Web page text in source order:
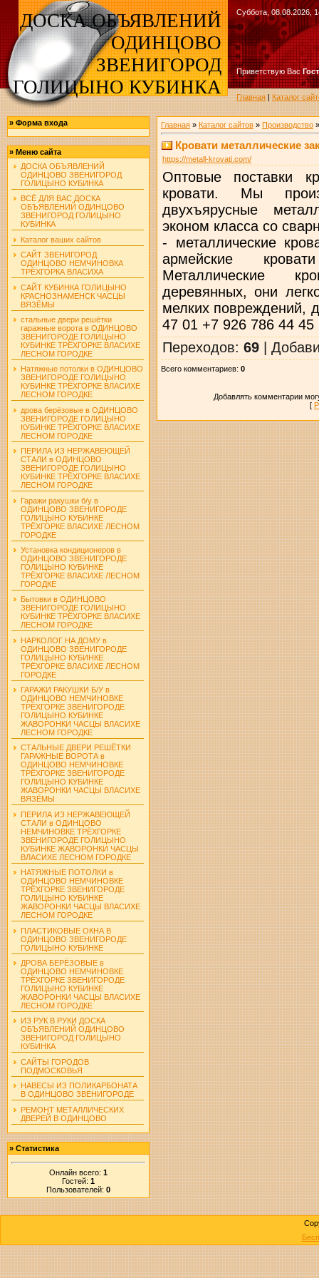
ДОСКА ОБЪЯВЛЕНИЙ
ОДИНЦОВО
ЗВЕНИГОРОД
ГОЛИЦЫНО КУБИНКА
Суббота, 08.08.2026,
Приветствую Вас
Главная|Каталог
» Форма входа
» Меню сайта
ДОСКА ОБЪЯВЛЕНИЙ
ОДИНЦОВО ЗВЕНИГОРОД
ГОЛИЦЫНО КУБИНКА
ВСЁ ДЛЯ ВАС ДОСКА
ОБЪЯВЛЕНИЙ ОДИНЦОВО
ЗВЕНИГОРОД ГОЛИЦЫНО
КУБИНКА
Каталог ваших сайтов
САЙТ ЗВЕНИГОРОД
ОДИНЦОВО НЕМЧИНОВКА
ТРЁХГОРКА ВЛАСИХА
САЙТ КУБИНКА ГОЛИЦЫНО
КРАСНОЗНАМЕНСК ЧАСЦЫ
ВЯЗЁМЫ
стальные двери решётки
гаражные ворота в ОДИНЦОВО
ЗВЕНИГОРОДЕ ГОЛИЦЫНО
КУБИНКЕ ТРЁХГОРКЕ ВЛАСИХЕ
ЛЕСНОМ ГОРОДКЕ
Натяжные потолки в ОДИНЦОВО
ЗВЕНИГОРОДЕ ГОЛИЦЫНО
КУБИНКЕ ТРЁХГОРКЕ ВЛАСИХЕ
ЛЕСНОМ ГОРОДКЕ
дрова берёзовые в ОДИНЦОВО
ЗВЕНИГОРОДЕ ГОЛИЦЫНО
КУБИНКЕ ТРЁХГОРКЕ ВЛАСИХЕ
ЛЕСНОМ ГОРОДКЕ
ПЕРИЛА ИЗ НЕРЖАВЕЮЩЕЙ
СТАЛИ в ОДИНЦОВО
ЗВЕНИГОРОДЕ ГОЛИЦЫНО
КУБИНКЕ ТРЁХГОРКЕ ВЛАСИХЕ
ЛЕСНОМ ГОРОДКЕ
Гаражи ракушки б/у в
ОДИНЦОВО ЗВЕНИГОРОДЕ
ГОЛИЦЫНО КУБИНКЕ
ТРЁХГОРКЕ ВЛАСИХЕ ЛЕСНОМ
ГОРОДКЕ
Установка кондиционеров в
ОДИНЦОВО ЗВЕНИГОРОДЕ
ГОЛИЦЫНО КУБИНКЕ
ТРЁХГОРКЕ ВЛАСИХЕ ЛЕСНОМ
ГОРОДКЕ
Бытовки в ОДИНЦОВО
ЗВЕНИГОРОДЕ ГОЛИЦЫНО
КУБИНКЕ ТРЁХГОРКЕ ВЛАСИХЕ
ЛЕСНОМ ГОРОДКЕ
НАРКОЛОГ НА ДОМУ в
ОДИНЦОВО ЗВЕНИГОРОДЕ
ГОЛИЦЫНО КУБИНКЕ
ТРЁХГОРКЕ ВЛАСИХЕ ЛЕСНОМ
ГОРОДКЕ
ГАРАЖИ РАКУШКИ Б/У в
ОДИНЦОВО НЕМЧИНОВКЕ
ТРЁХГОРКЕ ЗВЕНИГОРОДЕ
ГОЛИЦЫНО КУБИНКЕ
ЖАВОРОНКИ ЧАСЦЫ ВЛАСИХЕ
ЛЕСНОМ ГОРОДКЕ
СТАЛЬНЫЕ ДВЕРИ РЕШЁТКИ
ГАРАЖНЫЕ ВОРОТА в
ОДИНЦОВО НЕМЧИНОВКЕ
ТРЁХГОРКЕ ЗВЕНИГОРОДЕ
ГОЛИЦЫНО КУБИНКЕ
ЖАВОРОНКИ ЧАСЦЫ ВЛАСИХЕ
ВЯЗЁМЫ
ПЕРИЛА ИЗ НЕРЖАВЕЮЩЕЙ
СТАЛИ в ОДИНЦОВО
НЕМЧИНОВКЕ ТРЁХГОРКЕ
ЗВЕНИГОРОДЕ ГОЛИЦЫНО
КУБИНКЕ ЖАВОРОНКИ ЧАСЦЫ
ВЛАСИХЕ ЛЕСНОМ ГОРОДКЕ
НАТЯЖНЫЕ ПОТОЛКИ в
ОДИНЦОВО НЕМЧИНОВКЕ
ТРЁХГОРКЕ ЗВЕНИГОРОДЕ
ГОЛИЦЫНО КУБИНКЕ
ЖАВОРОНКИ ЧАСЦЫ ВЛАСИХЕ
ЛЕСНОМ ГОРОДКЕ
ПЛАСТИКОВЫЕ ОКНА В
ОДИНЦОВО ЗВЕНИГОРОДЕ
ГОЛИЦЫНО КУБИНКЕ
ДРОВА БЕРЁЗОВЫЕ в
ОДИНЦОВО НЕМЧИНОВКЕ
ТРЁХГОРКЕ ЗВЕНИГОРОДЕ
ГОЛИЦЫНО КУБИНКЕ
ЖАВОРОНКИ ЧАСЦЫ ВЛАСИХЕ
ЛЕСНОМ ГОРОДКЕ
ИЗ РУК В РУКИ ДОСКА
ОБЪЯВЛЕНИЙ ОДИНЦОВО
ЗВЕНИГОРОД ГОЛИЦЫНО
КУБИНКА
САЙТЫ ГОРОДОВ
ПОДМОСКОВЬЯ
НАВЕСЫ ИЗ ПОЛИКАРБОНАТА
В ОДИНЦОВО ЗВЕНИГОРОДЕ
РЕМОНТ МЕТАЛЛИЧЕСКИХ
ДВЕРЕЙ В ОДИНЦОВО
» Статистика
Онлайн всего: 1
Гостей: 1
Пользователей: 0
Главная» Каталог сайтов» Производство
Кровати металлические
https://metall-krovati.com/
Оптовые поставки
кровати. Мы
двухъярусные
эконом класса со
- металлические
армейские
Металлические
деревянных, они
мелких повреждений,
47 01 +7 926 786 44 45
Переходов: 69|
Всего комментариев: 0
Добавлять комментарии
[